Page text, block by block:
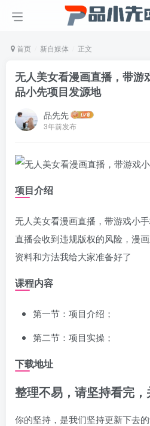
首页 新自媒体 正文
无人美女看漫画直播，带游
品小先项目发源地
品先先
3年前发布
项目介绍
无人美女看漫画直播，带游戏小
直播会收到违规版权的风险，漫
资料和方法我给大家准备好了
课程内容
第一节：项目介绍；
第二节：项目实操；
下载地址
整理不易，请坚持看完
你的坚持，是我们坚持更新下去